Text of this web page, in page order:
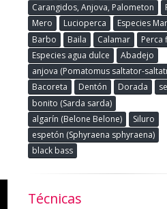
Carangidos, Anjova, Palometon
Mero
Lucioperca
Especies Mar
Barbo
Baila Calamar
Perca
Especies agua dulce
Abadejo
anjova (Pomatomus saltator-
Bacoreta
Dentón Dorada
bonito (Sarda sarda)
algarín (Belone Belone)
Siluro
espetón (Sphyraena sphyraena)
black bass
Técnicas